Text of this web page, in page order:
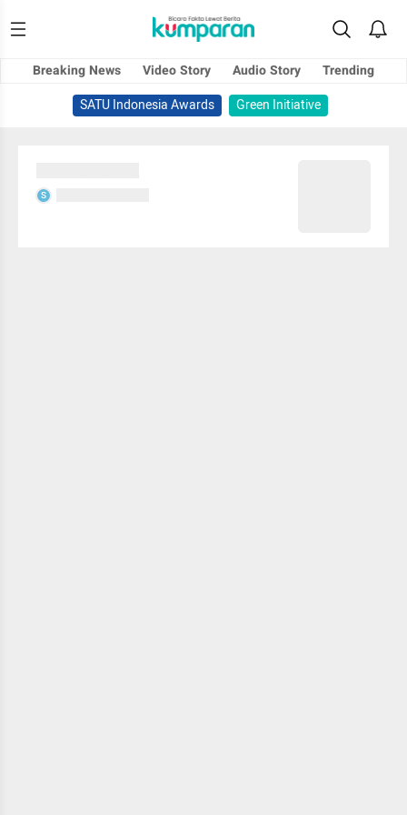
Breaking News Video Story Audio Story
Trending
SATU Indonesia Awards
Green Initiative
S